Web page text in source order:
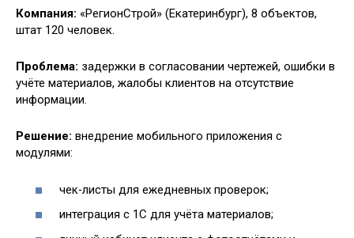
Компания: «РегионСтрой» (Екатеринбург), 8 объектов,
штат 120 человек.
Проблема: задержки в согласовании чертежей, ошибки в
учёте материалов, жалобы клиентов на отсутствие
информации.
Решение: внедрение мобильного приложения с
модулями:
чек‑листы для ежедневных проверок;
интеграция с 1С для учёта материалов;